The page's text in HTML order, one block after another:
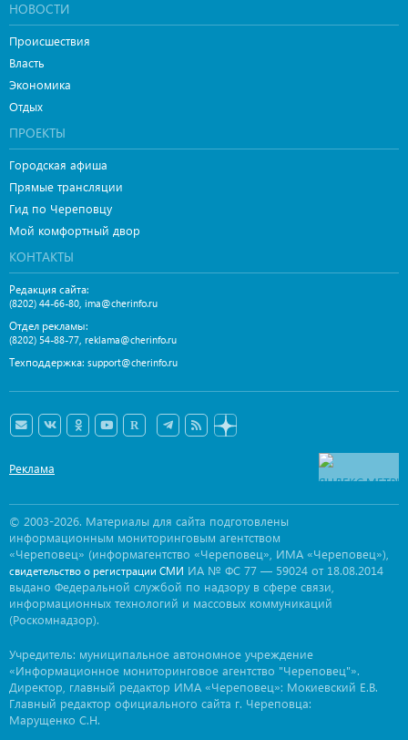
НОВОСТИ
Происшествия
Власть
Экономика
Отдых
ПРОЕКТЫ
Городская афиша
Прямые трансляции
Гид по Череповцу
Мой комфортный двор
КОНТАКТЫ
Редакция сайта:
(8202) 44-66-80, ima@cherinfo.ru
Отдел рекламы:
(8202) 54-88-77, reklama@cherinfo.ru
Техподдержка: support@cherinfo.ru
Реклама
© 2003-2026. Материалы для сайта подготовлены
информационным мониторинговым агентством
«Череповец» (информагентство «Череповец», ИМА «Череповец»),
свидетельство о регистрации СМИ ИА № ФС 77 — 59024 от 18.08.2014
выдано Федеральной службой по надзору в сфере связи,
информационных технологий и массовых коммуникаций
(Роскомнадзор).
Учредитель: муниципальное автономное учреждение
«Информационное мониторинговое агентство "Череповец"».
Директор, главный редактор ИМА «Череповец»: Мокиевский Е.В.
Главный редактор официального сайта г. Череповца:
Марущенко С.Н.